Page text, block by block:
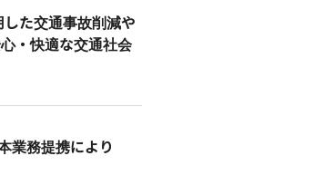
た交通事故削減や
・快適な交通社会
業務提携により